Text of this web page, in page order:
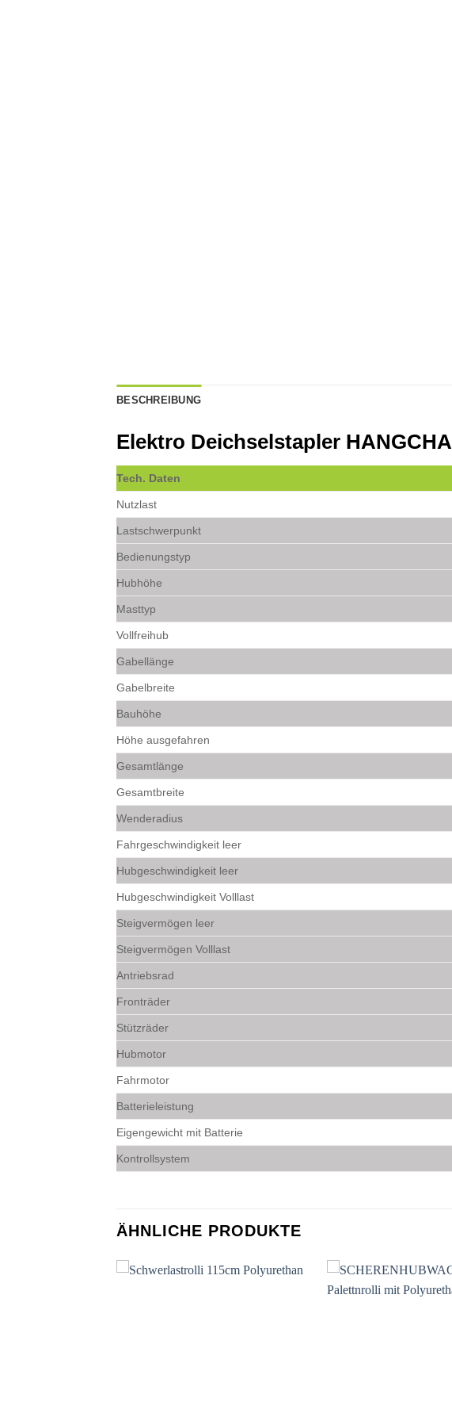
BESCHREIBUNG
Elektro Deichselstapler
Tech. Daten
Nutzlast
Lastschwerpunkt
Bedienungstyp
Hubhöhe
Masttyp
Vollfreihub
Gabellänge
Gabelbreite
Bauhöhe
Höhe ausgefahren
Gesamtlänge
Gesamtbreite
Wenderadius
Fahrgeschwindigkeit leer
Hubgeschwindigkeit leer
Hubgeschwindigkeit Volllast
Steigvermögen leer
Steigvermögen Volllast
Antriebsrad
Fronträder
Stützräder
Hubmotor
Fahrmotor
Batterieleistung
Eigengewicht mit Batterie
Kontrollsystem
ÄHNLICHE PRODUKTE